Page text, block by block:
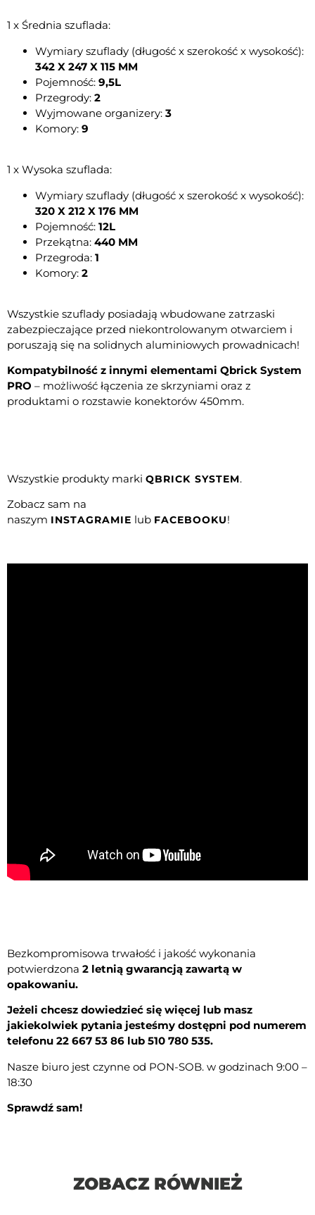
1 x Średnia szuflada:
Wymiary szuflady (długość x szerokość x wysokość):
342 X 247 X 115 MM
Pojemność: 9,5L
Przegrody: 2
Wyjmowane organizery: 3
Komory: 9
1 x Wysoka szuflada:
Wymiary szuflady (długość x szerokość x wysokość):
320 X 212 X 176 MM
Pojemność: 12L
Przekątna: 440 MM
Przegroda: 1
Komory: 2
Wszystkie szuflady posiadają wbudowane zatrzaski
zabezpieczające przed niekontrolowanym otwarciem i
poruszają się na solidnych aluminiowych prowadnicach!
Kompatybilność z innymi elementami Qbrick System
PRO – możliwość łączenia ze skrzyniami oraz z
produktami o rozstawie konektorów 450mm.
Wszystkie produkty marki QBRICK SYSTEM.
Zobacz sam na
naszym INSTAGRAMIE lub FACEBOOKU!
Bezkompromisowa trwałość i jakość wykonania
potwierdzona 2 letnią gwarancją zawartą w
opakowaniu.
Jeżeli chcesz dowiedzieć się więcej lub masz
jakiekolwiek pytania jesteśmy dostępni pod numerem
telefonu 22 667 53 86 lub 510 780 535.
Nasze biuro jest czynne od PON-SOB. w godzinach 9:00 –
18:30
Sprawdź sam!
ZOBACZ RÓWNIEŻ